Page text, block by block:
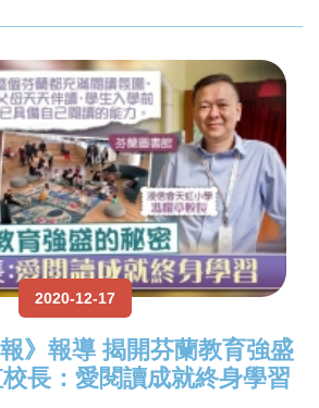
2020-12-17
報》報導 揭開芬蘭教育強盛
長：愛閱讀成就終身學習